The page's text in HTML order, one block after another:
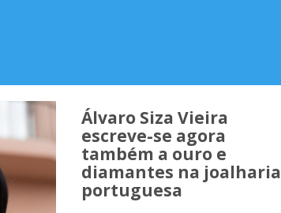
Álvaro Siza Vieira
escreve-se agora
também a ouro e
diamantes na joalharia
portuguesa